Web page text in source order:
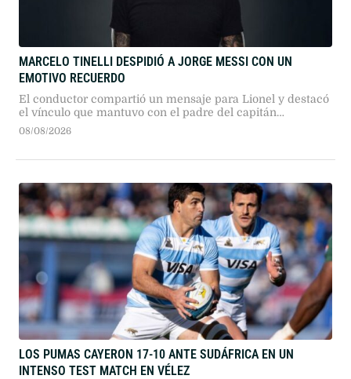
MARCELO TINELLI DESPIDIÓ A JORGE MESSI CON UN
EMOTIVO RECUERDO
El conductor compartió un mensaje para Lionel y destacó
el vínculo que mantuvo con el padre del capitán
argentino.
08/08/2026
LOS PUMAS CAYERON 17-10 ANTE SUDÁFRICA EN UN
INTENSO TEST MATCH EN VÉLEZ